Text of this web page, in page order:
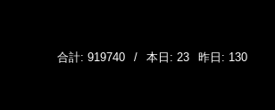
合計: 919740 / 本日: 23 昨日: 130